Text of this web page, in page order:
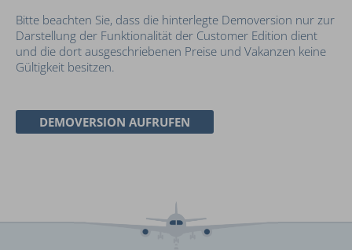
Bitte beachten Sie, dass die hinterlegte Demoversion nur zur
Darstellung der Funktionalität der Customer Edition dient
und die dort ausgeschriebenen Preise und Vakanzen keine
Gültigkeit besitzen.
DEMOVERSION AUFRUFEN